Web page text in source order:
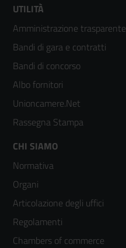
Footer
menù
colonna
2
UTILITÀ
Amministrazione trasparente
Bandi di gara e contratti
Bandi di concorso
Albo fornitori
Unioncamere.Net
Rassegna Stampa
Footer
menù
colonna
3
CHI SIAMO
Normativa
Organi
Articolazione degli uffici
Regolamenti
Chambers of commerce